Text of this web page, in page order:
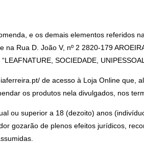
e os demais elementos referidos
Rua D. João V, nº 2 2820-179
SOCIEDADE,
de acesso à Loja Online que,
os produtos nela divulgados, nos
ou superior a 18 (dezoito) anos
gozarão de plenos efeitos jurídicos,